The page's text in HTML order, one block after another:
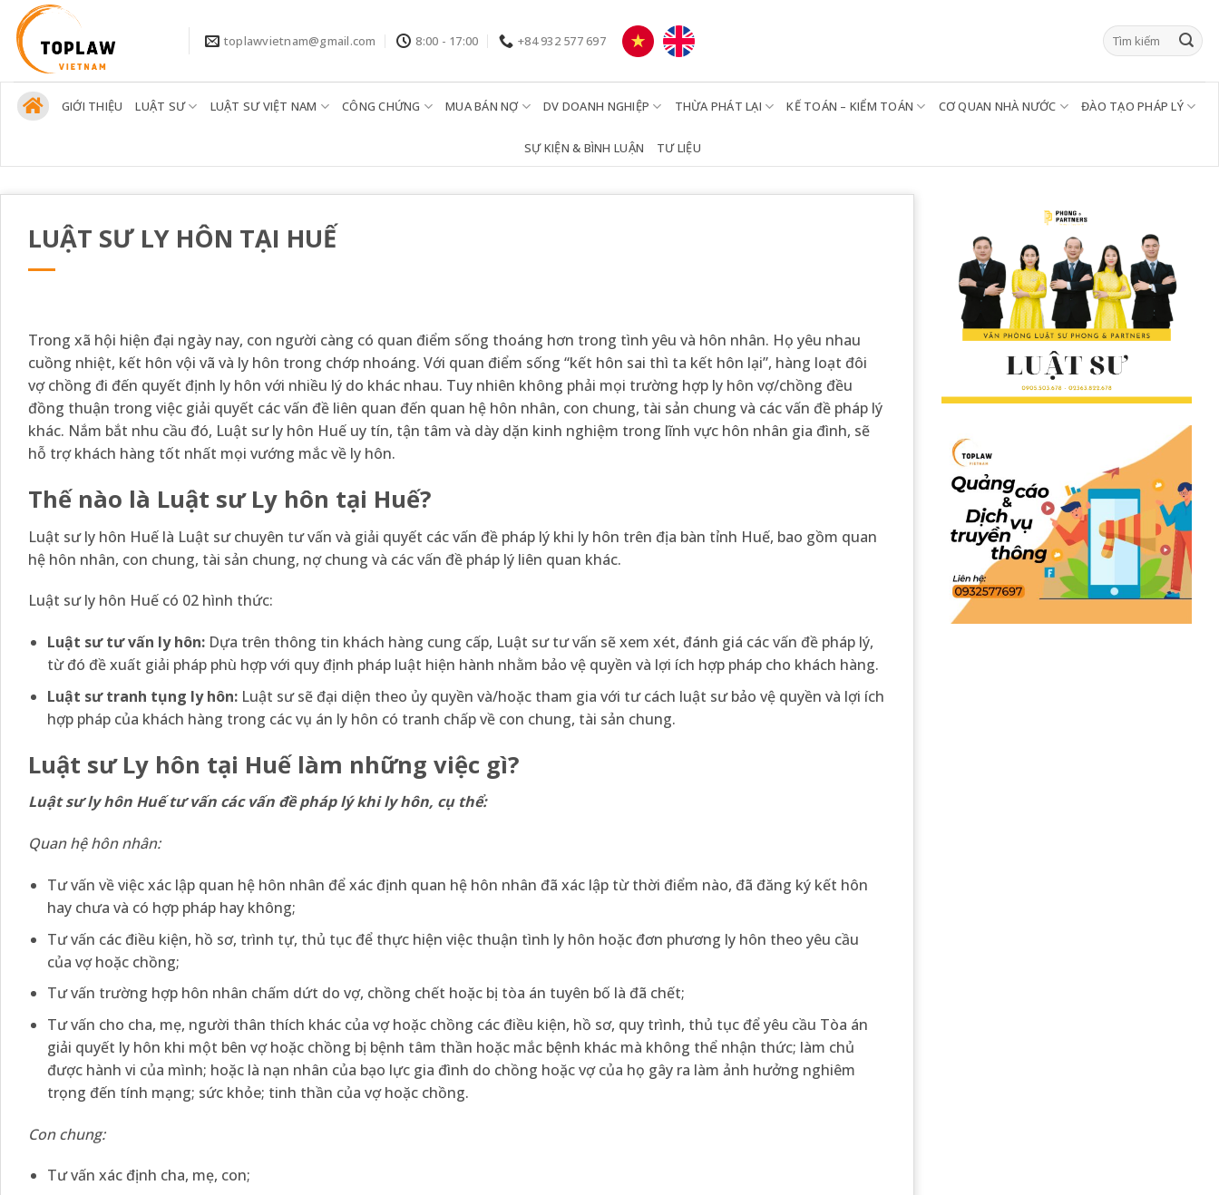
qua
nội
dung
toplawvietnam@gmail.com 8:00 - 17:00 +84 932 577 697
GIỚI THIỆU LUẬT SƯ LUẬT SƯ VIỆT NAM CÔNG CHỨNG MUA BÁN NỢ DV DOANH NGHIỆP THỪA PHÁT LẠI KẾ TOÁN – KIỂM TOÁN CƠ QUAN NHÀ NƯỚC ĐÀO TẠO PHÁP LÝ
SỰ KIỆN & BÌNH LUẬN TƯ LIỆU
LUẬT SƯ LY HÔN TẠI HUẾ
Trong xã hội hiện đại ngày nay, con người càng có quan điểm sống thoáng hơn trong tình yêu và hôn nhân. Họ yêu nhau
cuồng nhiệt, kết hôn vội vã và ly hôn trong chớp nhoáng. Với quan điểm sống “kết hôn sai thì ta kết hôn lại”, hàng loạt đôi
vợ chồng đi đến quyết định ly hôn với nhiều lý do khác nhau. Tuy nhiên không phải mọi trường hợp ly hôn vợ/chồng đều
đồng thuận trong việc giải quyết các vấn đề liên quan đến quan hệ hôn nhân, con chung, tài sản chung và các vấn đề pháp lý
khác. Nắm bắt nhu cầu đó, Luật sư ly hôn Huế uy tín, tận tâm và dày dặn kinh nghiệm trong lĩnh vực hôn nhân gia đình, sẽ
hỗ trợ khách hàng tốt nhất mọi vướng mắc về ly hôn.
Thế nào là Luật sư Ly hôn tại Huế?
Luật sư ly hôn Huế là Luật sư chuyên tư vấn và giải quyết các vấn đề pháp lý khi ly hôn trên địa bàn tỉnh Huế, bao gồm quan
hệ hôn nhân, con chung, tài sản chung, nợ chung và các vấn đề pháp lý liên quan khác.
Luật sư ly hôn Huế có 02 hình thức:
Luật sư tư vấn ly hôn: Dựa trên thông tin khách hàng cung cấp, Luật sư tư vấn sẽ xem xét, đánh giá các vấn đề pháp lý,
từ đó đề xuất giải pháp phù hợp với quy định pháp luật hiện hành nhằm bảo vệ quyền và lợi ích hợp pháp cho khách hàng.
Luật sư tranh tụng ly hôn: Luật sư sẽ đại diện theo ủy quyền và/hoặc tham gia với tư cách luật sư bảo vệ quyền và lợi ích
hợp pháp của khách hàng trong các vụ án ly hôn có tranh chấp về con chung, tài sản chung.
Luật sư Ly hôn tại Huế làm những việc gì?
Luật sư ly hôn Huế tư vấn các vấn đề pháp lý khi ly hôn, cụ thể:
Quan hệ hôn nhân:
Tư vấn về việc xác lập quan hệ hôn nhân để xác định quan hệ hôn nhân đã xác lập từ thời điểm nào, đã đăng ký kết hôn
hay chưa và có hợp pháp hay không;
Tư vấn các điều kiện, hồ sơ, trình tự, thủ tục để thực hiện việc thuận tình ly hôn hoặc đơn phương ly hôn theo yêu cầu
của vợ hoặc chồng;
Tư vấn trường hợp hôn nhân chấm dứt do vợ, chồng chết hoặc bị tòa án tuyên bố là đã chết;
Tư vấn cho cha, mẹ, người thân thích khác của vợ hoặc chồng các điều kiện, hồ sơ, quy trình, thủ tục để yêu cầu Tòa án
giải quyết ly hôn khi một bên vợ hoặc chồng bị bệnh tâm thần hoặc mắc bệnh khác mà không thể nhận thức; làm chủ
được hành vi của mình; hoặc là nạn nhân của bạo lực gia đình do chồng hoặc vợ của họ gây ra làm ảnh hưởng nghiêm
trọng đến tính mạng; sức khỏe; tinh thần của vợ hoặc chồng.
Con chung:
Tư vấn xác định cha, mẹ, con;